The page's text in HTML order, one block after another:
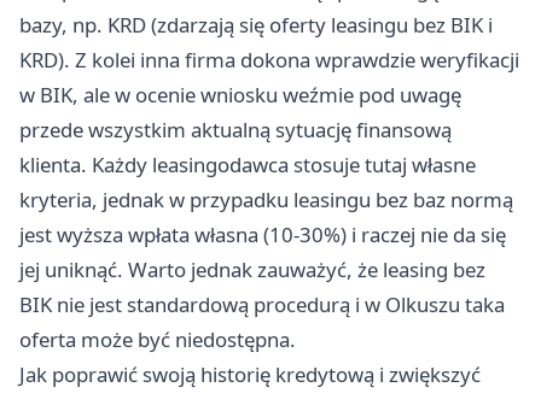
bazy, np. KRD (zdarzają się oferty leasingu bez BIK i
KRD). Z kolei inna firma dokona wprawdzie weryfikacji
w BIK, ale w ocenie wniosku weźmie pod uwagę
przede wszystkim aktualną sytuację finansową
klienta. Każdy leasingodawca stosuje tutaj własne
kryteria, jednak w przypadku leasingu bez baz normą
jest wyższa wpłata własna (10-30%) i raczej nie da się
jej uniknąć. Warto jednak zauważyć, że leasing bez
BIK nie jest standardową procedurą i w Olkuszu taka
oferta może być niedostępna.
Jak poprawić swoją historię kredytową i zwiększyć